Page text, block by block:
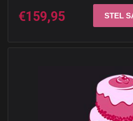
€159,95